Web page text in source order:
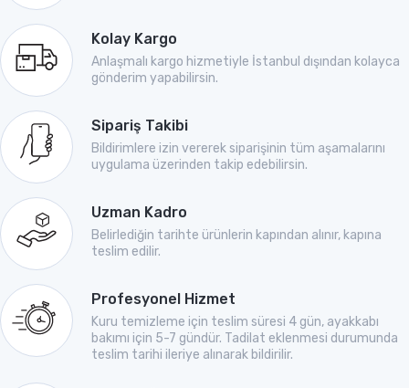
Kolay Kargo
Anlaşmalı kargo hizmetiyle İstanbul dışından kolayca
gönderim yapabilirsin.
Sipariş Takibi
Bildirimlere izin vererek siparişinin tüm aşamalarını
uygulama üzerinden takip edebilirsin.
Uzman Kadro
Belirlediğin tarihte ürünlerin kapından alınır, kapına
teslim edilir.
Profesyonel Hizmet
Kuru temizleme için teslim süresi 4 gün, ayakkabı
bakımı için 5-7 gündür. Tadilat eklenmesi durumunda
teslim tarihi ileriye alınarak bildirilir.